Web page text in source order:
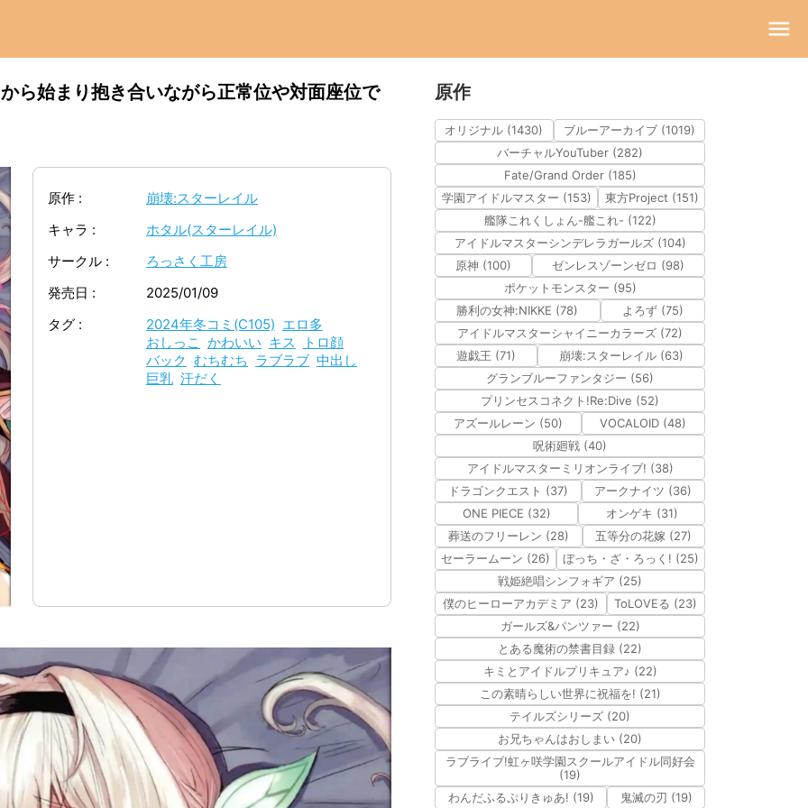
ら始まり抱き合いながら正常位や対面座位で
原作
崩壊:スターレイル
キャラ
ホタル(スターレイル)
サークル
ろっさく工房
発売日
2025/01/09
タグ
2024年冬コミ(C105) エロ多
おしっこ かわいい キス
トロ顔
バック むちむち ラブラブ 中出し
巨乳 汗だく
原作
オリジナル (1430)
ブルーアーカイブ (1019)
バーチャルYouTuber (282)
Fate/Grand Order (185)
学園アイドルマスター (153)
東方Project (151)
艦隊これくしょん-艦これ- (122)
アイドルマスターシンデレラガールズ (104)
原神 (100)
ゼンレスゾーンゼロ (98)
ポケットモンスター (95)
勝利の女神:NIKKE (78)
よろず (75)
アイドルマスターシャイニーカラーズ (72)
遊戯王 (71)
崩壊:スターレイル (63)
グランブルーファンタジー (56)
プリンセスコネクト!Re:Dive (52)
アズールレーン (50)
VOCALOID (48)
呪術廻戦 (40)
アイドルマスターミリオンライブ! (38)
ドラゴンクエスト (37)
アークナイツ (36)
ONE PIECE (32)
オンゲキ (31)
葬送のフリーレン (28)
五等分の花嫁 (27)
セーラームーン (26)
ぼっち・ざ・ろっく! (25)
戦姫絶唱シンフォギア (25)
僕のヒーローアカデミア (23)
ToLOVEる (23)
ガールズ&パンツァー (22)
とある魔術の禁書目録 (22)
キミとアイドルプリキュア♪ (22)
この素晴らしい世界に祝福を! (21)
テイルズシリーズ (20)
お兄ちゃんはおしまい (20)
ラブライブ!虹ヶ咲学園スクールアイドル同好会
(19)
わんだふるぷりきゅあ! (19)
鬼滅の刃 (19)